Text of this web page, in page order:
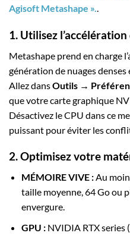
Agisoft Metashape »..
1. Utilisez l’accélération
Metashape prend en charge
génération de nuages
Allez dansOutils →
que votre carte graphique
Désactivez le CPU dans ce
puissant pour éviter les
2. Optimisez votre
MÉMOIRE VIVE :Au
taille moyenne, 64 Go ou
envergure.
GPU :NVIDIA RTX series